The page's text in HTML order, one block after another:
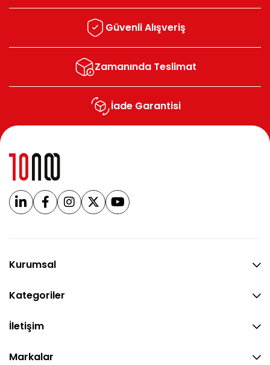
Güvenli Alışveriş
Zamanında Teslimat
İade Garantisi
Kurumsal
Kategoriler
İletişim
Markalar